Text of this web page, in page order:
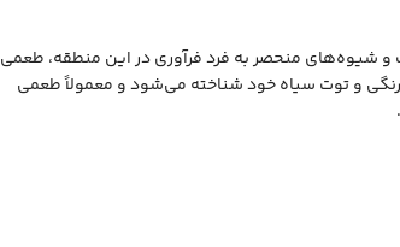
شیوه‌های منحصر به فرد فرآوری در این منطقه، طعمی
و توت سیاه خود شناخته می‌شود و معمولاً طعمی